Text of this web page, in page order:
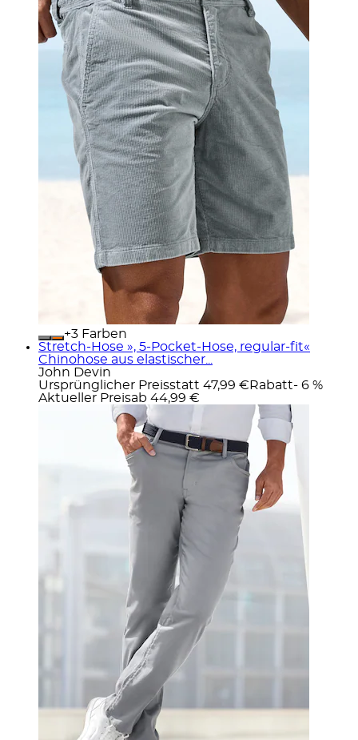
+
Farben
Stretch-Hose », 5-Pocket-Hose, regular-fit«
Chinohose aus elastischer...
John Devin
Ursprünglicher Preisstatt 47,99 € Rabatt- 6 %
Aktueller Preisab 44,99 €